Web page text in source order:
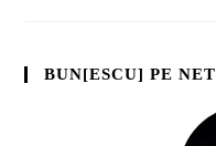
BUN[ESCU] PE NET